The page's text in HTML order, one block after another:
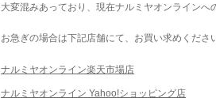
大変混みあっており、現在ナルミヤオンラインへ
お急ぎの場合は下記店舗にて、お買い求めくださ
ナルミヤオンライン楽天市場店
ナルミヤオンライン Yahoo!ショッピング店